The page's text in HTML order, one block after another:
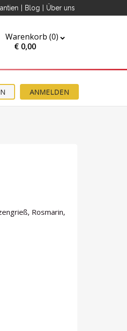
Blog Über uns
Warenkorb (0)
€ 0,00
ANMELDEN
Rosmarin,